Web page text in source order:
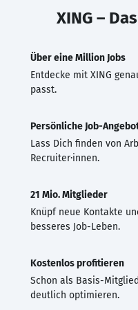
XING –
Über eine Million Jobs
Entdecke mit XING
passt.
Persönliche Job-
Lass Dich finden von
Recruiter·innen.
21 Mio. Mitglieder
Knüpf neue Kontakte
besseres Job-Leben.
Kostenlos profitieren
Schon als Basis-
deutlich optimieren.